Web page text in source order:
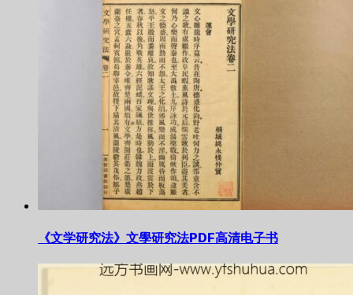
《文学研究法》文學研究法PDF高清电子书